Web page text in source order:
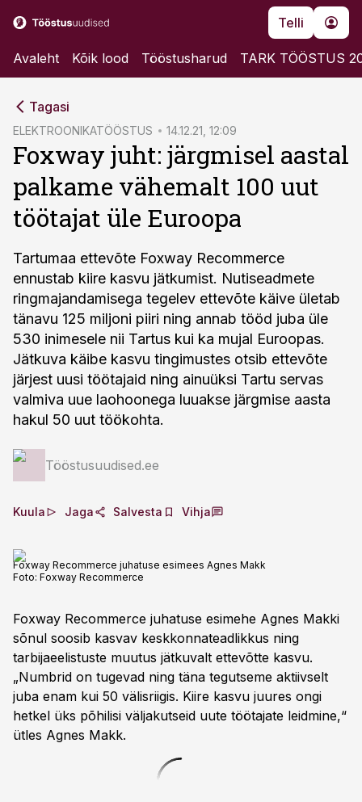
Telli
Avaleht Kõik lood Tööstusharud TARK TÖÖSTUS
Tagasi
ELEKTROONIKATÖÖSTUS 14.12.21, 12:09
Foxway juht: järgmisel aastal
palkame vähemalt 100 uut
töötajat üle Euroopa
Tartumaa ettevõte Foxway Recommerce
ennustab kiire kasvu jätkumist. Nutiseadmete
ringmajandamisega tegelev ettevõte käive ületab
tänavu 125 miljoni piiri ning annab tööd juba üle
530 inimesele nii Tartus kui ka mujal Euroopas.
Jätkuva käibe kasvu tingimustes otsib ettevõte
järjest uusi töötajaid ning ainuüksi Tartu servas
valmiva uue laohoonega luuakse järgmise aasta
hakul 50 uut töökohta.
Tööstusuudised.ee
Kuula Jaga Salvesta Vihja
Foxway Recommerce juhatuse esimees Agnes Makk
Foto: Foxway Recommerce
Foxway Recommerce juhatuse esimehe Agnes Makki
sõnul soosib kasvav keskkonnateadlikkus ning
tarbijaeelistuste muutus jätkuvalt ettevõtte kasvu.
„Numbrid on tugevad ning täna tegutseme aktiivselt
juba enam kui 50 välisriigis. Kiire kasvu juures ongi
hetkel üks põhilisi väljakutseid uute töötajate leidmine,“
ütles Agnes Makk.